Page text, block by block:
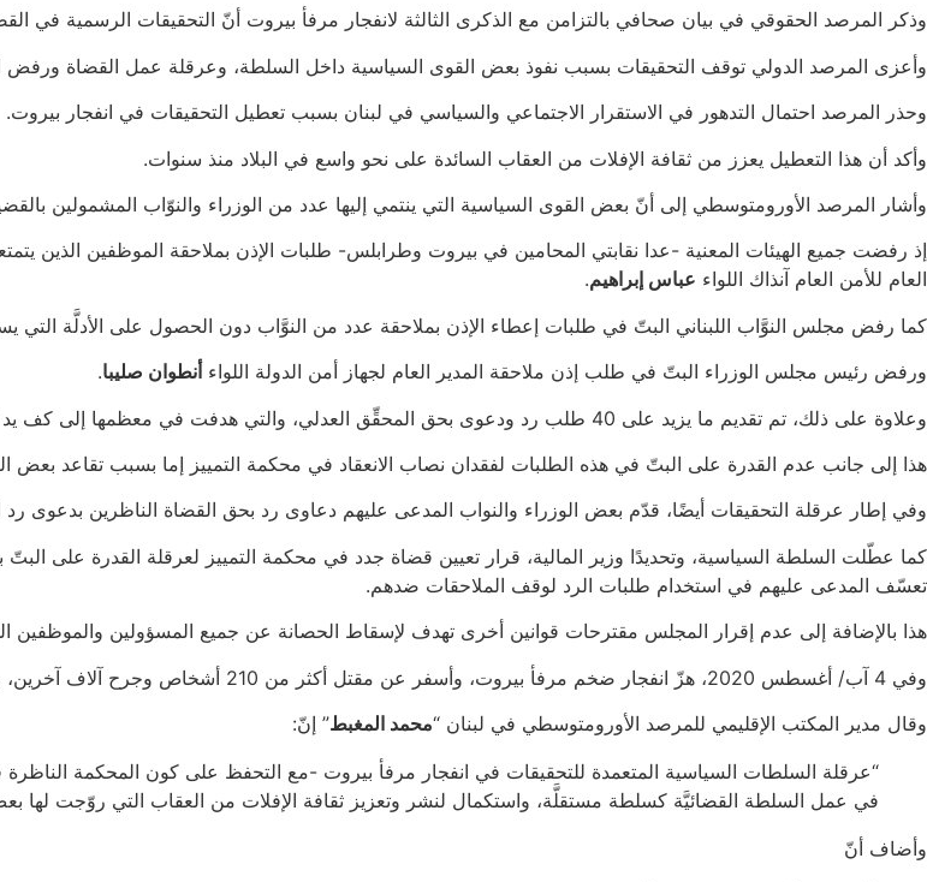
وذكر المرصد الحقوقي في بيان صحافي بالتزامن مع الذكرى الثالثة لانفجار مرفأ بيروت أنّ التحقيقات الرسمية في
وأعزى المرصد الدولي توقف التحقيقات بسبب نفوذ بعض القوى السياسية داخل السلطة، وعرقلة عمل القضاة ورفض
وحذر المرصد احتمال التدهور في الاستقرار الاجتماعي والسياسي في لبنان بسبب تعطيل التحقيقات في انفجار بيروت.
وأكد أن هذا التعطيل يعزز من ثقافة الإفلات من العقاب السائدة على نحو واسع في البلاد منذ سنوات.
وأشار المرصد الأورومتوسطي إلى أنّ بعض القوى السياسية التي ينتمي إليها عدد من الوزراء والنوّاب المشمولين
إذ رفضت جميع الهيئات المعنية -عدا نقابتي المحامين في بيروت وطرابلس- طلبات الإذن بملاحقة الموظفين الذين
العام للأمن العام آنذاك اللواء عباس إبراهيم.
كما رفض مجلس النوَّاب اللبناني البتّ في طلبات إعطاء الإذن بملاحقة عدد من النوَّاب دون الحصول على الأدلَّة التي
ورفض رئيس مجلس الوزراء البتّ في طلب إذن ملاحقة المدير العام لجهاز أمن الدولة اللواء أنطوان صليبا.
وعلاوة على ذلك، تم تقديم ما يزيد على 40 طلب رد ودعوى بحق المحقِّق العدلي، والتي هدفت في معظمها إلى كف يد الأخير عن متابعة التحقيق.
هذا إلى جانب عدم القدرة على البتّ في هذه الطلبات لفقدان نصاب الانعقاد في محكمة التمييز إما بسبب تقاعد بعض
وفي إطار عرقلة التحقيقات أيضًا، قدّم بعض الوزراء والنواب المدعى عليهم دعاوى رد بحق القضاة الناظرين بدعوى
كما عطّلت السلطة السياسية، وتحديدًا وزير المالية، قرار تعيين قضاة جدد في محكمة التمييز لعرقلة القدرة على
تعسّف المدعى عليهم في استخدام طلبات الرد لوقف الملاحقات ضدهم.
هذا بالإضافة إلى عدم إقرار المجلس مقترحات قوانين أخرى تهدف لإسقاط الحصانة عن جميع المسؤولين والموظفين
وفي 4 آب/ أغسطس 2020، هزّ انفجار ضخم مرفأ بيروت، وأسفر عن مقتل أكثر من 210 أشخاص وجرح آلاف آخرين، وتشريد أكثر من 300 ألف من السكان، وتضرر نحو 60 ألف وحدة سكنية.
وقال مدير المكتب الإقليمي للمرصد الأورومتوسطي في لبنان “محمد المغبط” إنّ:
“عرقلة السلطات السياسية المتعمدة للتحقيقات في انفجار مرفأ بيروت -مع التحفظ على كون المحكمة
في عمل السلطة القضائيَّة كسلطة مستقلَّة، واستكمال لنشر وتعزيز ثقافة الإفلات من العقاب التي روّجت لها
وأضاف أنّ